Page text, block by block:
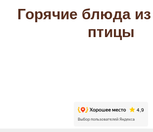
Горячие блюда
птицы